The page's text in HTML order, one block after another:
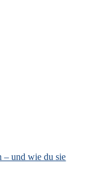
– und wie du sie